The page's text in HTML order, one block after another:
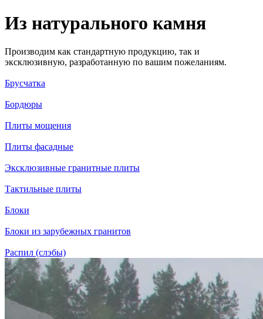
Из натурального камня
Производим как стандартную продукцию, так и
эксклюзивную, разработанную по вашим пожеланиям.
Брусчатка
Бордюры
Плиты мощения
Плиты фасадные
Эксклюзивные гранитные плиты
Тактильные плиты
Блоки
Блоки из зарубежных гранитов
Распил (слэбы)